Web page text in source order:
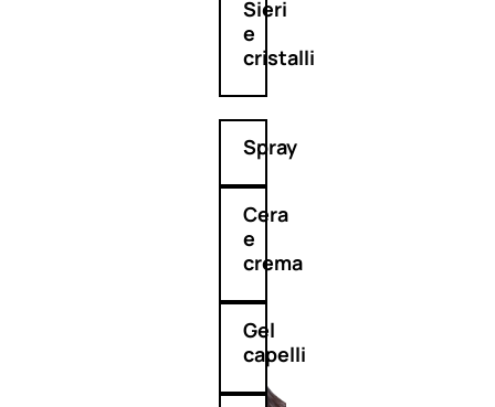
Sieri
e
cristalli
Spray
Cera
e
crema
Gel
capelli